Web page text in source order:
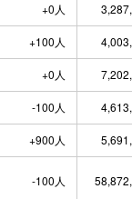
+0人
+100人
+0人
-100人
+900人
-100人